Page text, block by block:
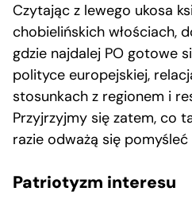
Czytając z lewego ukosa
chobielińskich włościach,
gdzie najdalej PO gotowe
polityce europejskiej,
stosunkach z regionem i
Przyjrzyjmy się zatem, co
razie odważą się pomyśleć
Patriotyzm interesu